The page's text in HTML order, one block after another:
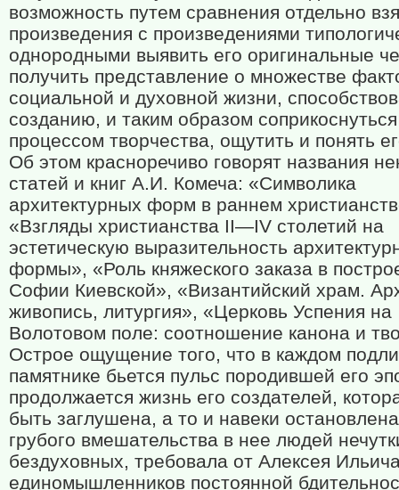
возможность путем сравнения отдельно
произведения с произведениями
однородными выявить его оригинальные
получить представление о множестве
социальной и духовной жизни,
созданию, и таким образом
процессом творчества, ощутить и понять
Об этом красноречиво говорят названия
статей и книг А.И. Комеча: «Символика
архитектурных форм в раннем
«Взгляды христианства II—IV столетий на
эстетическую выразительность
формы», «Роль княжеского заказа в
Софии Киевской», «Византийский храм.
живопись, литургия», «Церковь Успения на
Волотовом поле: соотношение канона и
Острое ощущение того, что в каждом
памятнике бьется пульс породившей его
продолжается жизнь его создателей,
быть заглушена, а то и навеки
грубого вмешательства в нее людей
бездуховных, требовала от Алексея
единомышленников постоянной